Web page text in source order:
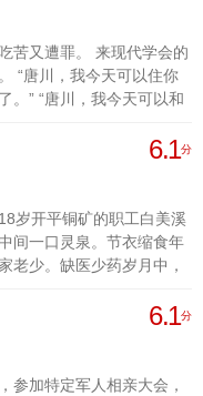
苦又遭罪。 来现代学会的
“唐川，我今天可以住你
。” “唐川，我今天可以和
6.1分
岁开平铜矿的职工白美溪
间一口灵泉。节衣缩食年
老少。缺医少药岁月中，
6.1分
参加特定军人相亲大会，